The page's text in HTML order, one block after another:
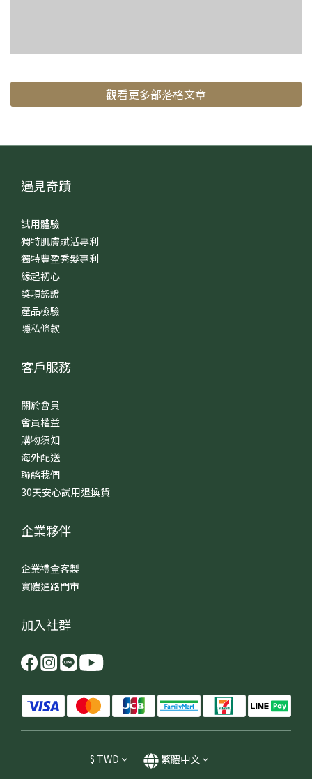
觀看更多部落格文章
遇見奇蹟
試用體驗
獨特肌膚賦活專利
獨特豐盈秀髮專利
緣起初心
獎項認證
產品檢驗
隱私條款
客戶服務
關於會員
會員權益
購物須知
海外配送
聯絡我們
30天安心試用退換貨
企業夥伴
企業禮盒客製
實體通路門市
加入社群
$ TWD 繁體中文